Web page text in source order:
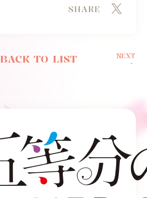
SHARE
BACK TO LIST NEXT